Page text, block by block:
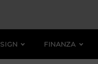
FINANZA